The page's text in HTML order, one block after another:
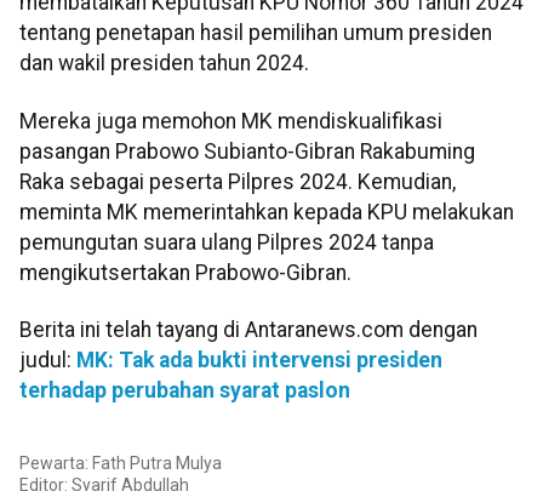
tentang penetapan hasil pemilihan umum presiden
dan wakil presiden tahun 2024.
Mereka juga memohon MK mendiskualifikasi
pasangan Prabowo Subianto-Gibran Rakabuming
Raka sebagai peserta Pilpres 2024. Kemudian,
meminta MK memerintahkan kepada KPU melakukan
pemungutan suara ulang Pilpres 2024 tanpa
mengikutsertakan Prabowo-Gibran.
Berita ini telah tayang di Antaranews.com dengan
judul: MK: Tak ada bukti intervensi presiden
terhadap perubahan syarat paslon
Pewarta: Fath Putra Mulya
Editor: Syarif Abdullah